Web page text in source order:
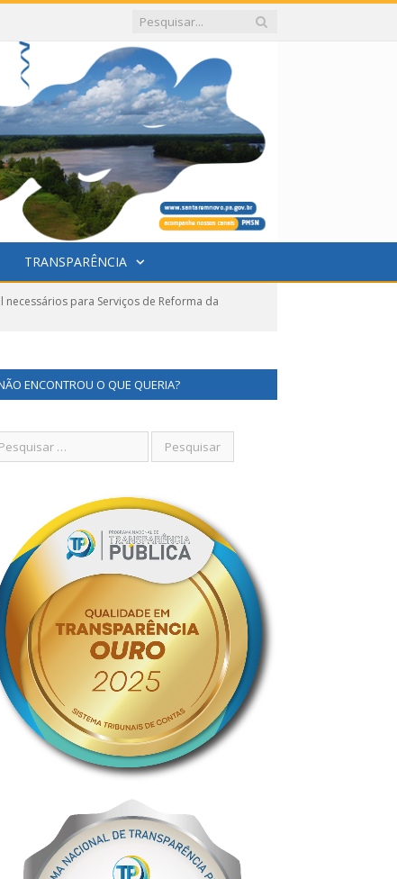
TRANSPARÊNCIA
necessários para Serviços de Reforma da
ENCONTROU O QUE QUERIA?